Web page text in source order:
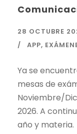
28 OCTUBRE
APP,
Ya se
mesas de
Noviembre/
2026. A
año y materia.